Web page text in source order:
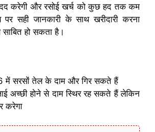
करेगी और रसोई खर्च को कुछ हद तक कम
सही जानकारी के साथ खरीदारी करना
हो सकता है।
में सरसों तेल के दाम और गिर सकते हैं
अच्छी होने से दाम स्थिर रह सकते हैं लेकिन
करेगा